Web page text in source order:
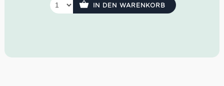
IN DEN WARENKORB